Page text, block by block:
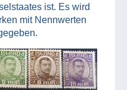
ist. Es wird
mit Nennwerten